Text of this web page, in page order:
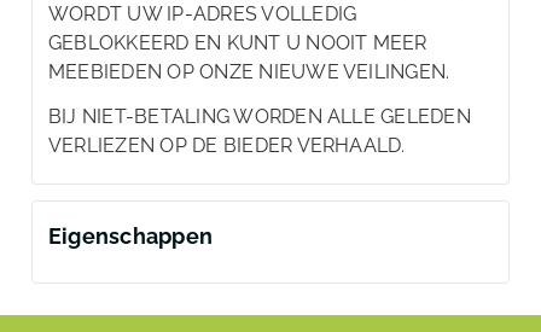
WORDT UW IP-ADRES VOLLEDIG
GEBLOKKEERD EN KUNT U NOOIT MEER
MEEBIEDEN OP ONZE NIEUWE VEILINGEN.
BIJ NIET-BETALING WORDEN ALLE GELEDEN
VERLIEZEN OP DE BIEDER VERHAALD.
Eigenschappen